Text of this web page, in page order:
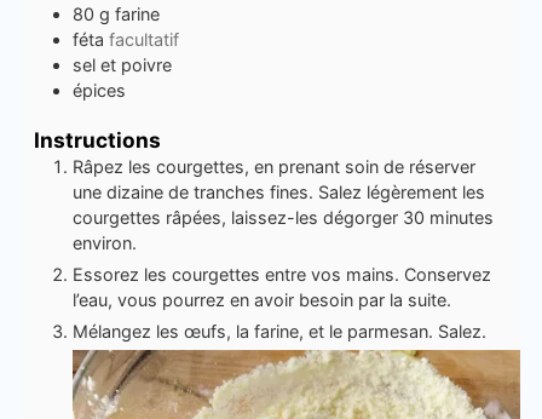
80 g farine
féta facultatif
sel et poivre
épices
Instructions
Râpez les courgettes, en prenant soin de réserver
une dizaine de tranches fines. Salez légèrement les
courgettes râpées, laissez-les dégorger 30 minutes
environ.
Essorez les courgettes entre vos mains. Conservez
l’eau, vous pourrez en avoir besoin par la suite.
Mélangez les œufs, la farine, et le parmesan. Salez.